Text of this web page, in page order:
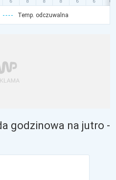
Temp. odczuwalna
godzinowa na jutro -